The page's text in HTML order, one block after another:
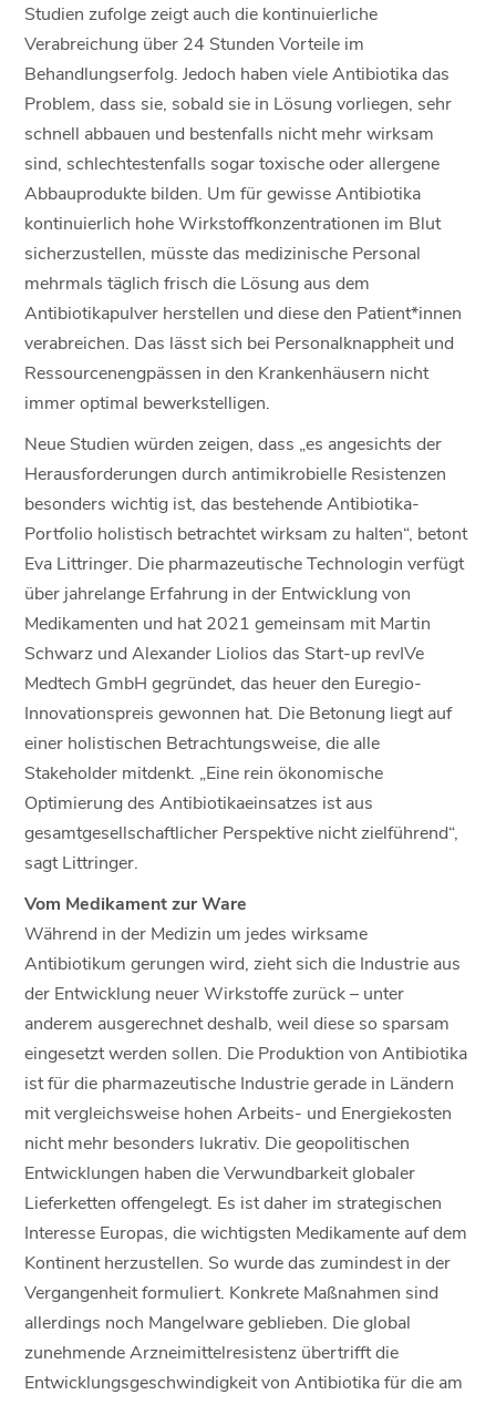
Studien zufolge zeigt auch die kontinuierliche
Verabreichung über 24 Stunden Vorteile im
Behandlungserfolg. Jedoch haben viele Antibiotika das
Problem, dass sie, sobald sie in Lösung vorliegen, sehr
schnell abbauen und bestenfalls nicht mehr wirksam
sind, schlechtestenfalls sogar toxische oder allergene
Abbauprodukte bilden. Um für gewisse Antibiotika
kontinuierlich hohe Wirkstoffkonzentrationen im Blut
sicherzustellen, müsste das medizinische Personal
mehrmals täglich frisch die Lösung aus dem
Antibiotikapulver herstellen und diese den Patient*innen
verabreichen. Das lässt sich bei Personalknappheit und
Ressourcenengpässen in den Krankenhäusern nicht
immer optimal bewerkstelligen.
Neue Studien würden zeigen, dass „es angesichts der
Herausforderungen durch antimikrobielle Resistenzen
besonders wichtig ist, das bestehende Antibiotika-
Portfolio holistisch betrachtet wirksam zu halten“, betont
Eva Littringer. Die pharmazeutische Technologin verfügt
über jahrelange Erfahrung in der Entwicklung von
Medikamenten und hat 2021 gemeinsam mit Martin
Schwarz und Alexander Liolios das Start-up revIVe
Medtech GmbH gegründet, das heuer den Euregio-
Innovationspreis gewonnen hat. Die Betonung liegt auf
einer holistischen Betrachtungsweise, die alle
Stakeholder mitdenkt. „Eine rein ökonomische
Optimierung des Antibiotikaeinsatzes ist aus
gesamtgesellschaftlicher Perspektive nicht zielführend“,
sagt Littringer.
Vom Medikament zur Ware
Während in der Medizin um jedes wirksame
Antibiotikum gerungen wird, zieht sich die Industrie aus
der Entwicklung neuer Wirkstoffe zurück – unter
anderem ausgerechnet deshalb, weil diese so sparsam
eingesetzt werden sollen. Die Produktion von Antibiotika
ist für die pharmazeutische Industrie gerade in Ländern
mit vergleichsweise hohen Arbeits- und Energiekosten
nicht mehr besonders lukrativ. Die geopolitischen
Entwicklungen haben die Verwundbarkeit globaler
Lieferketten offengelegt. Es ist daher im strategischen
Interesse Europas, die wichtigsten Medikamente auf dem
Kontinent herzustellen. So wurde das zumindest in der
Vergangenheit formuliert. Konkrete Maßnahmen sind
allerdings noch Mangelware geblieben. Die global
zunehmende Arzneimittelresistenz übertrifft die
Entwicklungsgeschwindigkeit von Antibiotika für die am